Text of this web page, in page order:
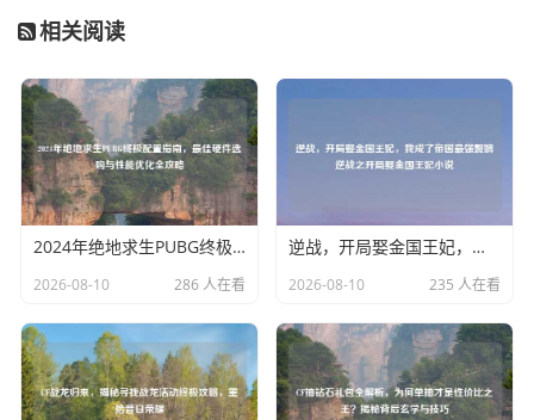
相关阅读
2024年绝地求生PUBG终极配置指南，更佳硬件选购与性能优化全攻略
2026-08-10 286 人在看
逆战，开局娶金国王妃，我成了帝国最强赘婿逆战之开局娶金国王妃小说
2026-08-10 235 人在看